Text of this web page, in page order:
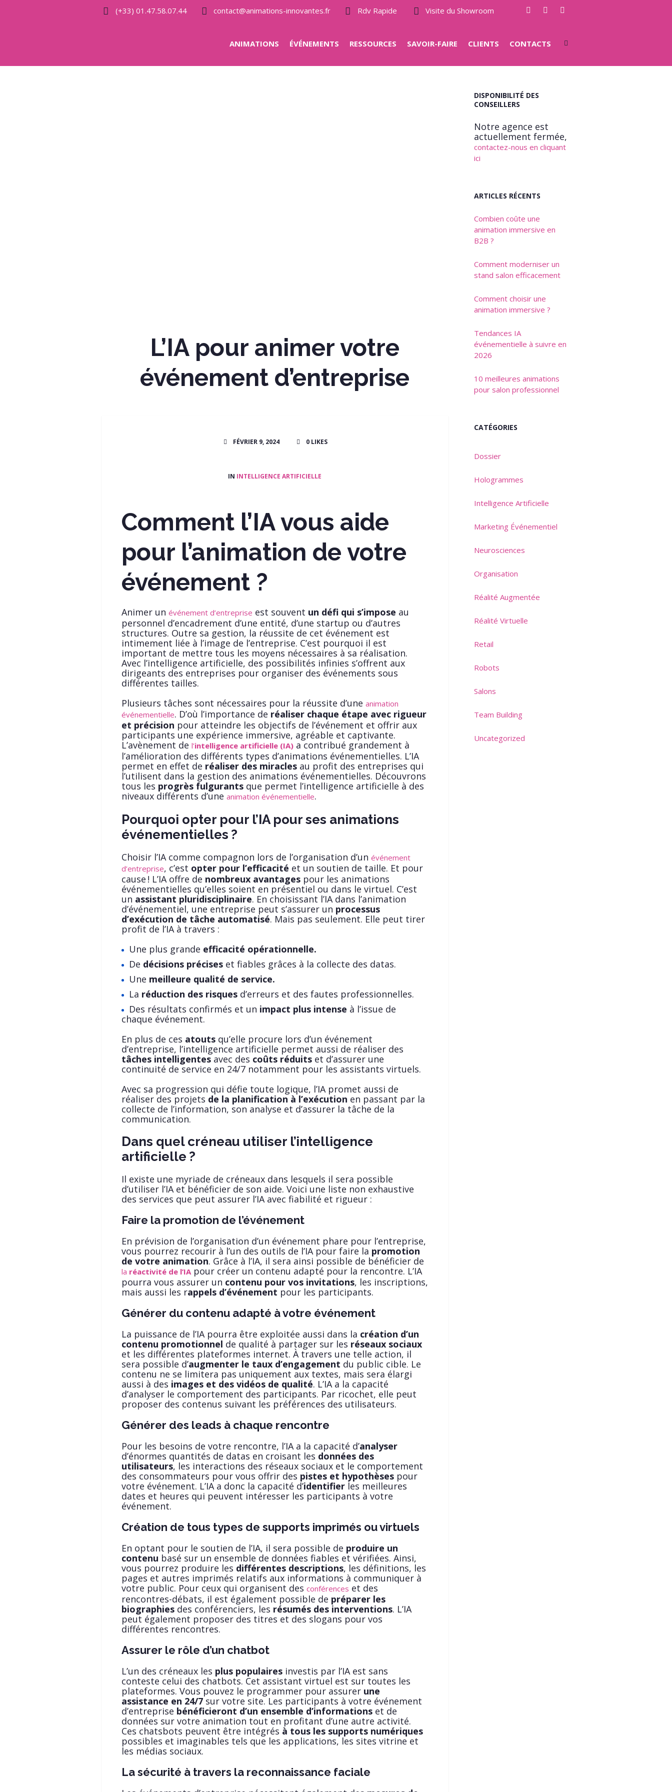
(+33) 01.47.58.07.44 contact@animations-innovantes.fr Rdv Rapide Visite du Showroom
ANIMATIONS ÉVÉNEMENTS RESSOURCES SAVOIR-FAIRE CLIENTS CONTACTS
L’IA pour animer votre
événement d’entreprise
FÉVRIER 9, 2024 0 LIKES
IN INTELLIGENCE ARTIFICIELLE
Comment l’IA vous aide
pour l’animation de votre
événement ?
Animer un événement d’entreprise est souvent un défi qui s’impose au
personnel d’encadrement d’une entité, d’une startup ou d’autres
structures. Outre sa gestion, la réussite de cet événement est
intimement liée à l’image de l’entreprise. C’est pourquoi il est
important de mettre tous les moyens nécessaires à sa réalisation.
Avec l’intelligence artificielle, des possibilités infinies s’offrent aux
dirigeants des entreprises pour organiser des événements sous
différentes tailles.
Plusieurs tâches sont nécessaires pour la réussite d’une animation
événementielle. D’où l’importance de réaliser chaque étape avec rigueur
et précision pour atteindre les objectifs de l’événement et offrir aux
participants une expérience immersive, agréable et captivante.
L’avènement de l’intelligence artificielle (IA) a contribué grandement à
l’amélioration des différents types d’animations événementielles. L’IA
permet en effet de réaliser des miracles au profit des entreprises qui
l’utilisent dans la gestion des animations événementielles. Découvrons
tous les progrès fulgurants que permet l’intelligence artificielle à des
niveaux différents d’une animation événementielle.
Pourquoi opter pour l’IA pour ses animations
événementielles ?
Choisir l’IA comme compagnon lors de l’organisation d’un événement
d’entreprise, c’est opter pour l’efficacité et un soutien de taille. Et pour
cause ! L’IA offre de nombreux avantages pour les animations
événementielles qu’elles soient en présentiel ou dans le virtuel. C’est
un assistant pluridisciplinaire. En choisissant l’IA dans l’animation
d’événementiel, une entreprise peut s’assurer un processus
d’exécution de tâche automatisé. Mais pas seulement. Elle peut tirer
profit de l’IA à travers :
Une plus grande efficacité opérationnelle.
De décisions précises et fiables grâces à la collecte des datas.
Une meilleure qualité de service.
La réduction des risques d’erreurs et des fautes professionnelles.
Des résultats confirmés et un impact plus intense à l’issue de
chaque événement.
En plus de ces atouts qu’elle procure lors d’un événement
d’entreprise, l’intelligence artificielle permet aussi de réaliser des
tâches intelligentes avec des coûts réduits et d’assurer une
continuité de service en 24/7 notamment pour les assistants virtuels.
Avec sa progression qui défie toute logique, l’IA promet aussi de
réaliser des projets de la planification à l’exécution en passant par la
collecte de l’information, son analyse et d’assurer la tâche de la
communication.
Dans quel créneau utiliser l’intelligence
artificielle ?
Il existe une myriade de créneaux dans lesquels il sera possible
d’utiliser l’IA et bénéficier de son aide. Voici une liste non exhaustive
des services que peut assurer l’IA avec fiabilité et rigueur :
Faire la promotion de l’événement
En prévision de l’organisation d’un événement phare pour l’entreprise,
vous pourrez recourir à l’un des outils de l’IA pour faire la promotion
de votre animation. Grâce à l’IA, il sera ainsi possible de bénéficier de
la réactivité de l’IApour créer un contenu adapté pour la rencontre. L’IA
pourra vous assurer un contenu pour vos invitations, les inscriptions,
mais aussi les rappels d’événement pour les participants.
Générer du contenu adapté à votre événement
La puissance de l’IA pourra être exploitée aussi dans la création d’un
contenu promotionnel de qualité à partager sur les réseaux sociaux
et les différentes plateformes internet. À travers une telle action, il
sera possible d’augmenter le taux d’engagement du public cible. Le
contenu ne se limitera pas uniquement aux textes, mais sera élargi
aussi à des images et des vidéos de qualité. L’IA a la capacité
d’analyser le comportement des participants. Par ricochet, elle peut
proposer des contenus suivant les préférences des utilisateurs.
Générer des leads à chaque rencontre
Pour les besoins de votre rencontre, l’IA a la capacité d’analyser
d’énormes quantités de datas en croisant les données des
utilisateurs, les interactions des réseaux sociaux et le comportement
des consommateurs pour vous offrir des pistes et hypothèses pour
votre événement. L’IA a donc la capacité d’identifier les meilleures
dates et heures qui peuvent intéresser les participants à votre
événement.
Création de tous types de supports imprimés ou virtuels
En optant pour le soutien de l’IA, il sera possible de produire un
contenu basé sur un ensemble de données fiables et vérifiées. Ainsi,
vous pourrez produire les différentes descriptions, les définitions, les
pages et autres imprimés relatifs aux informations à communiquer à
votre public. Pour ceux qui organisent des conférences et des
rencontres-débats, il est également possible de préparer les
biographies des conférenciers, les résumés des interventions. L’IA
peut également proposer des titres et des slogans pour vos
différentes rencontres.
Assurer le rôle d’un chatbot
L’un des créneaux les plus populaires investis par l’IA est sans
conteste celui des chatbots. Cet assistant virtuel est sur toutes les
plateformes. Vous pouvez le programmer pour assurer une
assistance en 24/7 sur votre site. Les participants à votre événement
d’entreprise bénéficieront d’un ensemble d’informations et de
données sur votre animation tout en profitant d’une autre activité.
Ces chatsbots peuvent être intégrés à tous les supports numériques
possibles et imaginables tels que les applications, les sites vitrine et
les médias sociaux.
La sécurité à travers la reconnaissance faciale
DISPONIBILITÉ DES
CONSEILLERS
Notre agence est
actuellement fermée,
contactez-nous en cliquant
ici
ARTICLES RÉCENTS
Combien coûte une
animation immersive en
B2B ?
Comment moderniser un
stand salon efficacement
Comment choisir une
animation immersive ?
Tendances IA
événementielle à suivre en
2026
10 meilleures animations
pour salon professionnel
CATÉGORIES
Dossier
Hologrammes
Intelligence Artificielle
Marketing Événementiel
Neurosciences
Organisation
Réalité Augmentée
Réalité Virtuelle
Retail
Robots
Salons
Team Building
Uncategorized